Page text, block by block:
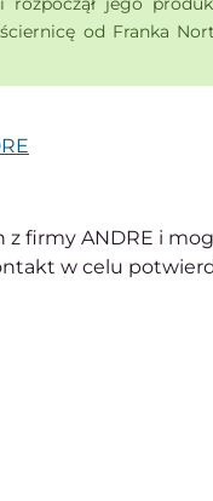
od Franka
firmy ANDRE i
w celu